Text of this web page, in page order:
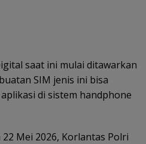
saat ini mulai ditawarkan
SIM jenis ini bisa
di sistem handphone
Mei 2026, Korlantas Polri